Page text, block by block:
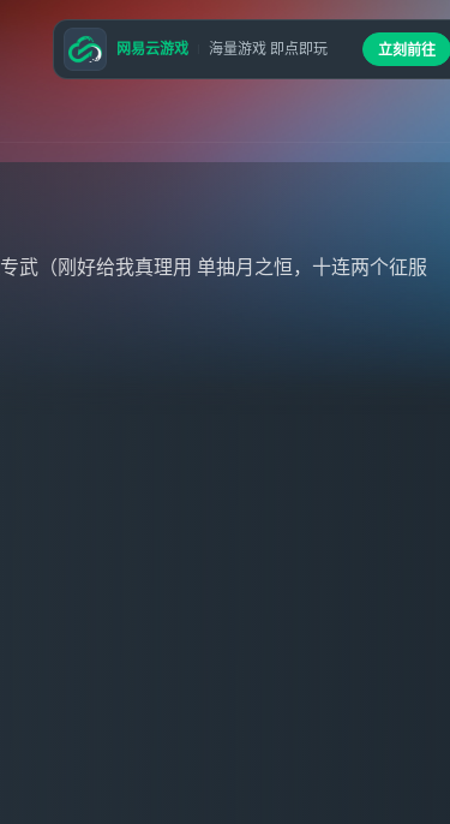
武（刚好给我真理用 单抽月之恒，十连两个征服
网易云游戏 海量游戏 即点即玩 立刻前往